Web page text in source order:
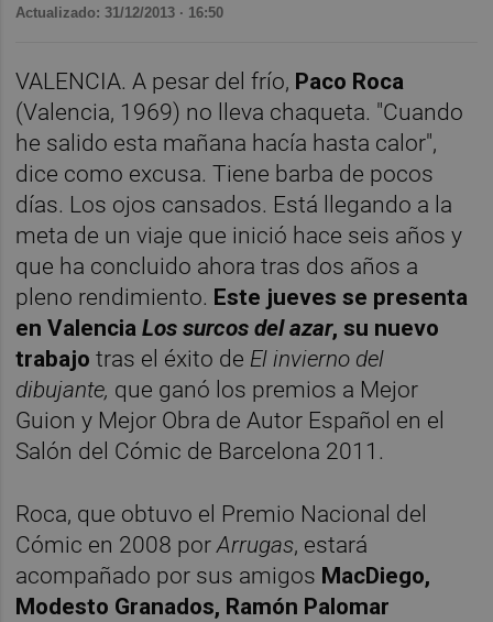
Actualizado: 31/12/2013 · 16:50
VALENCIA. A pesar del frío, Paco Roca
(Valencia, 1969) no lleva chaqueta. "Cuando
he salido esta mañana hacía hasta calor",
dice como excusa. Tiene barba de pocos
días. Los ojos cansados. Está llegando a la
meta de un viaje que inició hace seis años y
que ha concluido ahora tras dos años a
pleno rendimiento. Este jueves se presenta
en ValenciaLos surcos del azar, su nuevo
trabajo tras el éxito de El invierno del
dibujante, que ganó los premios a Mejor
Guion y Mejor Obra de Autor Español en el
Salón del Cómic de Barcelona 2011.
Roca, que obtuvo el Premio Nacional del
Cómic en 2008 porArrugas, estará
acompañado por sus amigos MacDiego,
Modesto Granados, Ramón Palomar